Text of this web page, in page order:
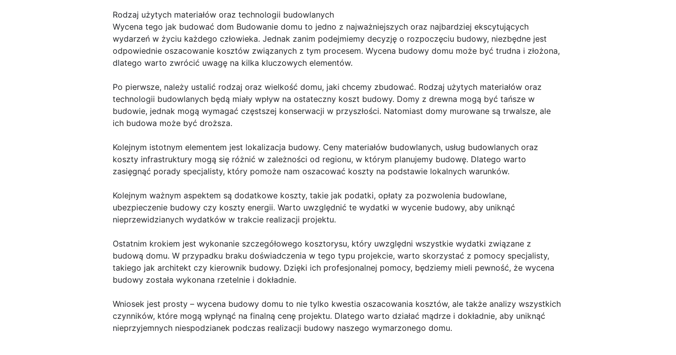
Rodzaj użytych materiałów oraz technologii budowlanych
Wycena tego jak budować dom Budowanie domu to jedno z najważniejszych oraz najbardziej ekscytujących
wydarzeń w życiu każdego człowieka. Jednak zanim podejmiemy decyzję o rozpoczęciu budowy, niezbędne jest
odpowiednie oszacowanie kosztów związanych z tym procesem. Wycena budowy domu może być trudna i złożona,
dlatego warto zwrócić uwagę na kilka kluczowych elementów.
Po pierwsze, należy ustalić rodzaj oraz wielkość domu, jaki chcemy zbudować. Rodzaj użytych materiałów oraz
technologii budowlanych będą miały wpływ na ostateczny koszt budowy. Domy z drewna mogą być tańsze w
budowie, jednak mogą wymagać częstszej konserwacji w przyszłości. Natomiast domy murowane są trwalsze, ale
ich budowa może być droższa.
Kolejnym istotnym elementem jest lokalizacja budowy. Ceny materiałów budowlanych, usług budowlanych oraz
koszty infrastruktury mogą się różnić w zależności od regionu, w którym planujemy budowę. Dlatego warto
zasięgnąć porady specjalisty, który pomoże nam oszacować koszty na podstawie lokalnych warunków.
Kolejnym ważnym aspektem są dodatkowe koszty, takie jak podatki, opłaty za pozwolenia budowlane,
ubezpieczenie budowy czy koszty energii. Warto uwzględnić te wydatki w wycenie budowy, aby uniknąć
nieprzewidzianych wydatków w trakcie realizacji projektu.
Ostatnim krokiem jest wykonanie szczegółowego kosztorysu, który uwzględni wszystkie wydatki związane z
budową domu. W przypadku braku doświadczenia w tego typu projekcie, warto skorzystać z pomocy specjalisty,
takiego jak architekt czy kierownik budowy. Dzięki ich profesjonalnej pomocy, będziemy mieli pewność, że wycena
budowy została wykonana rzetelnie i dokładnie.
Wniosek jest prosty – wycena budowy domu to nie tylko kwestia oszacowania kosztów, ale także analizy wszystkich
czynników, które mogą wpłynąć na finalną cenę projektu. Dlatego warto działać mądrze i dokładnie, aby uniknąć
nieprzyjemnych niespodzianek podczas realizacji budowy naszego wymarzonego domu.